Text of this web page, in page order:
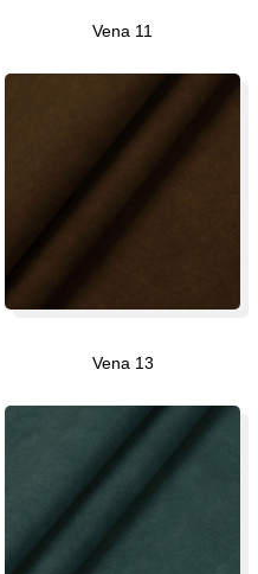
Vena 11
Vena 13